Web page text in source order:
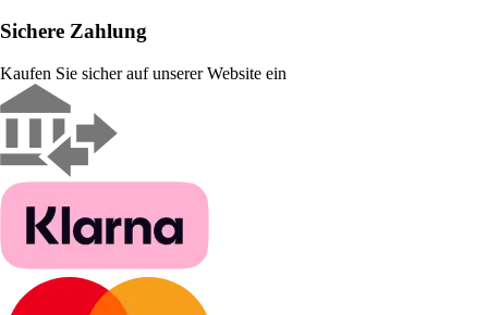
Sichere Zahlung
Kaufen Sie sicher auf unserer Website ein